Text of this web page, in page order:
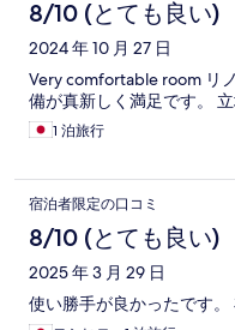
8/10 (とても良い)
2024 年 10 月 27 日
Very comfortable room リ
備が真新しく満足です。
1 泊旅行
宿泊者限定の口コミ
8/10 (とても良い)
2025 年 3 月 29 日
使い勝手が良かったです